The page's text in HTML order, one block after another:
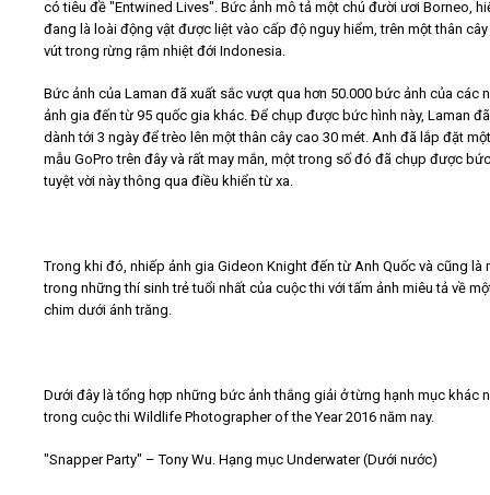
có tiêu đề "Entwined Lives". Bức ảnh mô tả một chú đười ươi Borneo,
đang là loài động vật được liệt vào cấp độ nguy hiểm, trên một thân
vút trong rừng rậm nhiệt đới Indonesia.
Bức ảnh của Laman đã xuất sắc vượt qua hơn 50.000 bức ảnh của các
ảnh gia đến từ 95 quốc gia khác. Để chụp được bức hình này, Laman
dành tới 3 ngày để trèo lên một thân cây cao 30 mét. Anh đã lắp đặt
mẫu GoPro trên đây và rất may mắn, một trong số đó đã chụp được
tuyệt vời này thông qua điều khiển từ xa.
Trong khi đó, nhiếp ảnh gia Gideon Knight đến từ Anh Quốc và cũng là
trong những thí sinh trẻ tuổi nhất của cuộc thi với tấm ảnh miêu tả về
chim dưới ánh trăng.
Dưới đây là tổng hợp những bức ảnh thắng giải ở từng hạnh mục khác
trong cuộc thi Wildlife Photographer of the Year 2016 năm nay.
"Snapper Party" – Tony Wu. Hạng mục Underwater (Dưới nước)